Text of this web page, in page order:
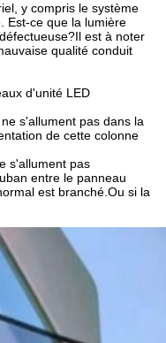
y compris le système
Est-ce que la lumière
est à noter
qualité conduit
d'unité LED
s'allument pas dans la
de cette colonne
s'allument pas
entre le panneau
est branché.Ou si la